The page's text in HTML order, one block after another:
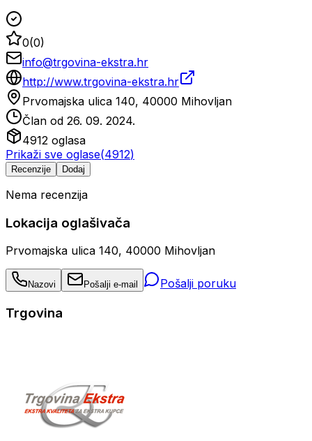
0(0)
info@trgovina-ekstra.hr
http://www.trgovina-ekstra.hr
Prvomajska ulica 140, 40000 Mihovljan
Član od 26. 09. 2024.
4912 oglasa
Prikaži sve oglase(4912)
Recenzije Dodaj
Nema recenzija
Lokacija oglašivača
Prvomajska ulica 140, 40000 Mihovljan
Nazovi Pošalji e-mail Pošalji poruku
Trgovina